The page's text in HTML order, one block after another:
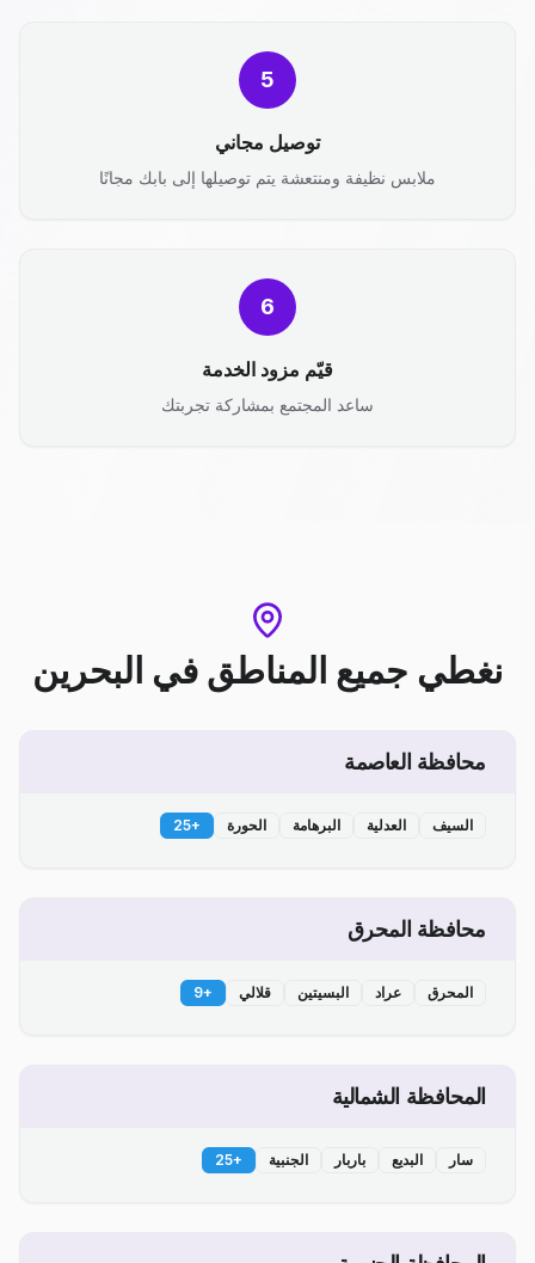
5
توصيل مجاني
ملابس نظيفة ومنتعشة يتم توصيلها إلى بابك مجانًا
6
قيّم مزود الخدمة
ساعد المجتمع بمشاركة تجربتك
نغطي جميع المناطق في البحرين
محافظة العاصمة
السيف العدلية البرهامة الحورة +
25
محافظة المحرق
المحرق عراد البسيتين قلالي +
9
المحافظة الشمالية
سار البديع باربار الجنبية +
25